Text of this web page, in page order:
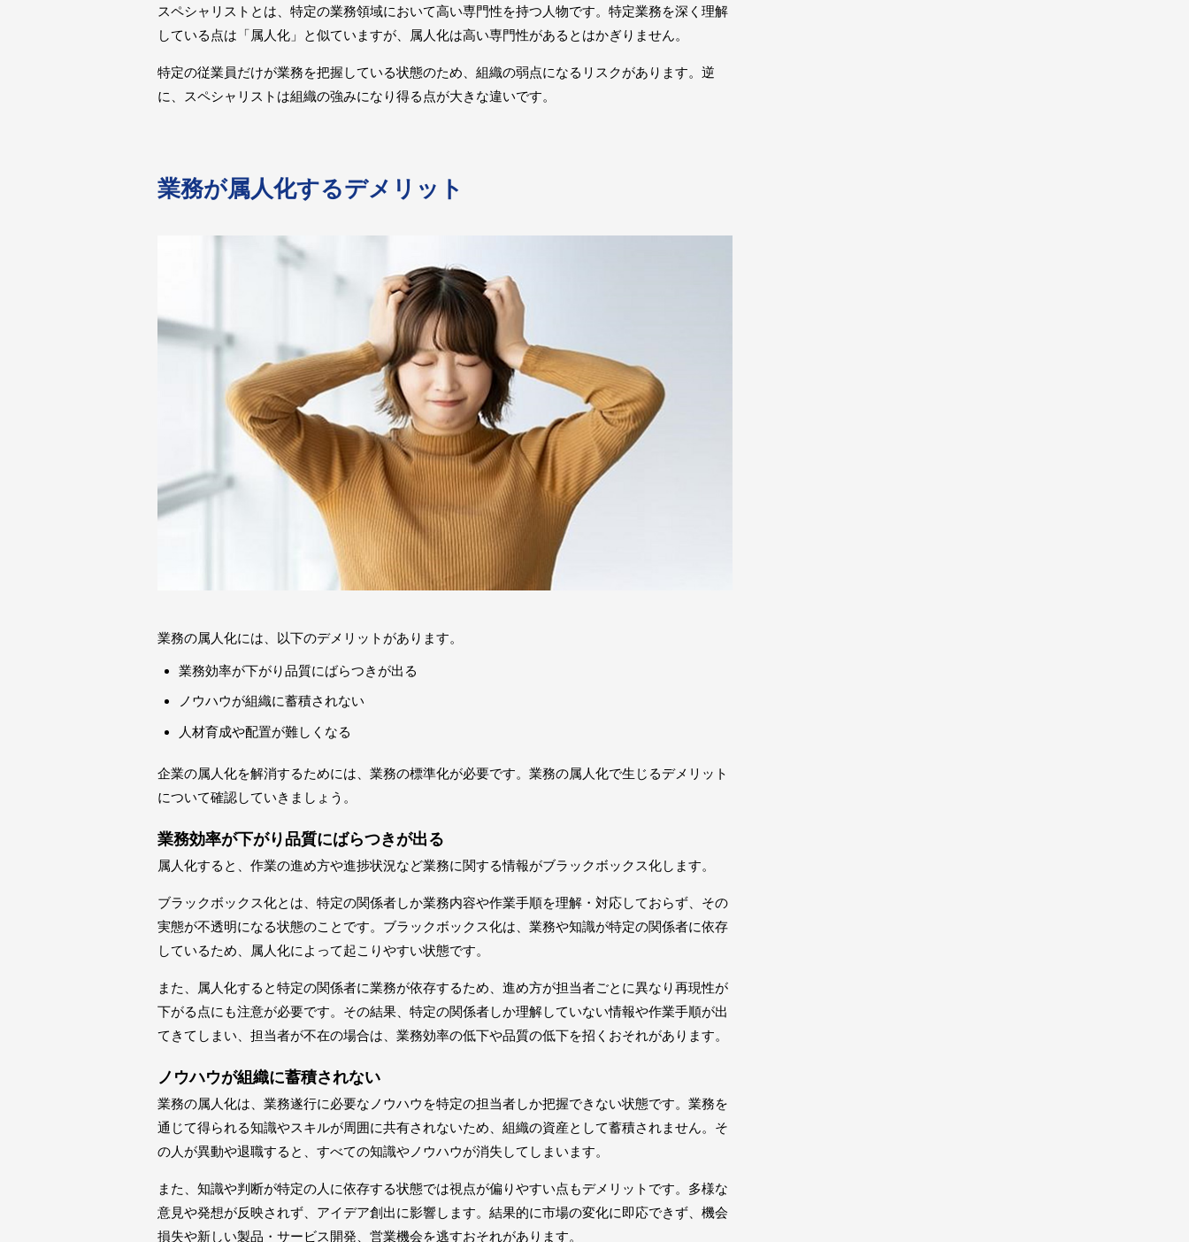
スペシャリストとは、特定の業務領域において高い専門性を持つ人物です。特定業務を深く理解
している点は「属人化」と似ていますが、属人化は高い専門性があるとはかぎりません。
特定の従業員だけが業務を把握している状態のため、組織の弱点になるリスクがあります。逆
に、スペシャリストは組織の強みになり得る点が大きな違いです。
業務が属人化するデメリット
業務の属人化には、以下のデメリットがあります。
業務効率が下がり品質にばらつきが出る
ノウハウが組織に蓄積されない
人材育成や配置が難しくなる
企業の属人化を解消するためには、業務の標準化が必要です。業務の属人化で生じるデメリット
について確認していきましょう。
業務効率が下がり品質にばらつきが出る
属人化すると、作業の進め方や進捗状況など業務に関する情報がブラックボックス化します。
ブラックボックス化とは、特定の関係者しか業務内容や作業手順を理解・対応しておらず、その
実態が不透明になる状態のことです。ブラックボックス化は、業務や知識が特定の関係者に依存
しているため、属人化によって起こりやすい状態です。
また、属人化すると特定の関係者に業務が依存するため、進め方が担当者ごとに異なり再現性が
下がる点にも注意が必要です。その結果、特定の関係者しか理解していない情報や作業手順が出
てきてしまい、担当者が不在の場合は、業務効率の低下や品質の低下を招くおそれがあります。
ノウハウが組織に蓄積されない
業務の属人化は、業務遂行に必要なノウハウを特定の担当者しか把握できない状態です。業務を
通じて得られる知識やスキルが周囲に共有されないため、組織の資産として蓄積されません。そ
の人が異動や退職すると、すべての知識やノウハウが消失してしまいます。
また、知識や判断が特定の人に依存する状態では視点が偏りやすい点もデメリットです。多様な
意見や発想が反映されず、アイデア創出に影響します。結果的に市場の変化に即応できず、機会
損失や新しい製品・サービス開発、営業機会を逃すおそれがあります。